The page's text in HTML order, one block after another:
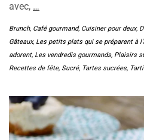
avec, …
Brunch, Café gourmand, Cuisiner pour deux,
Gâteaux, Les petits plats qui se préparent à
adorent, Les vendredis gourmands, Plaisirs
Recettes de fête, Sucré, Tartes sucrées,